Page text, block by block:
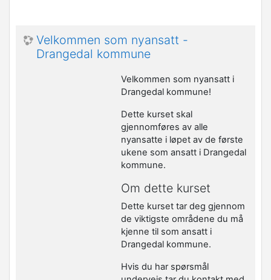
Velkommen som nyansatt -
Drangedal kommune
Velkommen som nyansatt i
Drangedal kommune!
Dette kurset skal
gjennomføres av alle
nyansatte i løpet av de første
ukene som ansatt i Drangedal
kommune.
Om dette kurset
Dette kurset tar deg gjennom
de viktigste områdene du må
kjenne til som ansatt i
Drangedal kommune.
Hvis du har spørsmål